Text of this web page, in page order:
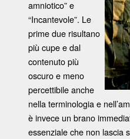
amniotico” e
“Incantevole”. Le
prime due risultano
più cupe e dal
contenuto più
oscuro e meno
percettibile anche
nella terminologia e
è invece un brano
essenziale che non lascia